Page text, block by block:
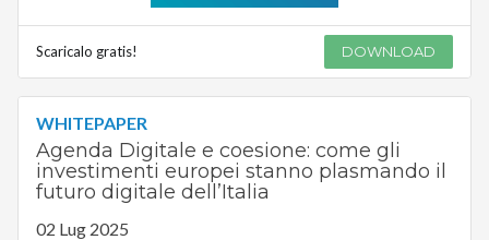
Scaricalo gratis! DOWNLOAD
WHITEPAPER
Agenda Digitale e coesione: come gli
investimenti europei stanno plasmando il
futuro digitale dell’Italia
02 Lug 2025